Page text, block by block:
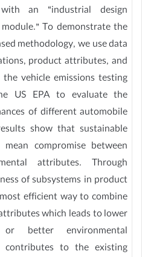
an “industrial design
To demonstrate the
methodology, we use data
product attributes, and
vehicle emissions testing
US EPA to evaluate the
of different automobile
show that sustainable
compromise between
attributes. Through
of subsystems in product
efficient way to combine
which leads to lower
or better environmental
contributes to the existing